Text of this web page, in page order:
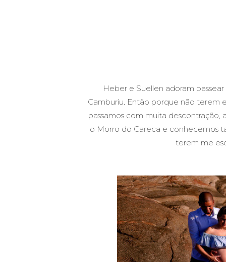
Heber e Suellen adoram
Camburiu. Então porque não terem
passamos com muita descontração,
o Morro do Careca e conhecemos
terem me